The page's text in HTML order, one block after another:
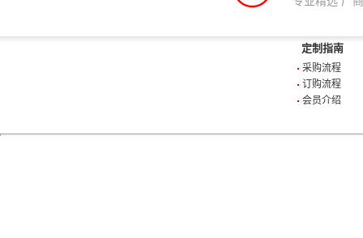
定制指南
采购流程
订购流程
会员介绍